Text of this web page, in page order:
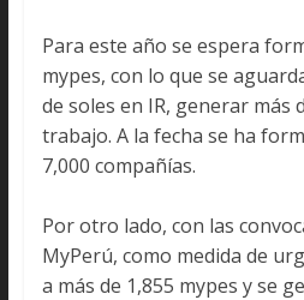
Para este año se espera
mypes, con lo que se
de soles en IR, generar más
trabajo. A la fecha se ha
7,000 compañías.
Por otro lado, con las
MyPerú, como medida de
a más de 1,855 mypes y se